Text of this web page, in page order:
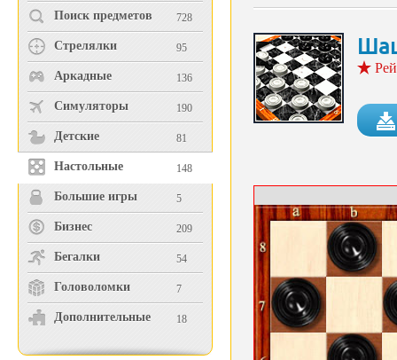
Поиск предметов 728
Стрелялки 95
Аркадные 136
Симуляторы 190
Детские 81
Настольные 148
Большие игры 5
Бизнес 209
Бегалки 54
Головоломки 7
Дополнительные 18